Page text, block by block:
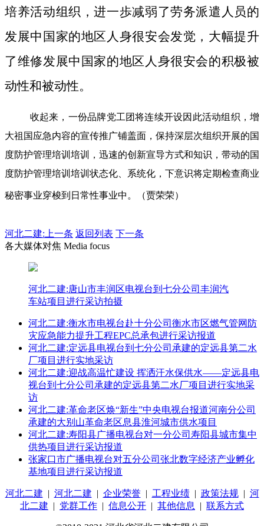
培养活动组织，进一歩减弱了劳务派遣人员的
发展中国家的地区人身很安会发觉，大幅提升
了维修发展中国家的地区人身很安会的积极被
动性和被动性。
收起来，一份品牌党工团将连续开设因此活动组织，增
大祖国应急内容的宣传推广铺盖面，保持深层次组织开展的国
度防护管理培训培训，迅速的创新宣导方式和知识，带动的国
度防护管理培训培训状态化、系统化，下意识将定期检查商业
秘密事业穿梭到日常性事业中。（贾荣荣）
河北二建: 上一条 返回列表 下一条
各大媒体对焦 Media focus
河北二建:唐山市丰润区电视台到七分公司丰润汽
车站项目进行采访拍摄
河北二建:衡水市电视台赴十分公司衡水市区燃气管网防
灾应急能力提升工程EPC总承包进行采访报道
河北二建:定远县电视台到七分公司承建的定远县第二水
厂项目进行实地采访
河北二建:迎战高温忙建设 挥洒汗水保供水——定远县电
视台到七分公司承建的定远县第二水厂项目进行实地采
访
河北二建:革命老区焕“新生”中央电视台报道河南分公司
承建的大别山革命老区息县淮河城市供水项目
河北二建:寿阳县广播电视台对一分公司寿阳县城市集中
供热项目进行采访报道
张家口市广播电视台对五分公司张北数字经济产业孵化
基地项目进行采访报道
河北二建 | 河北二建 | 企业荣誉| 工程业绩| 政策法规| 河
北二建 | 党群工作 | 信息公开 | 其他信息 | 联系方式